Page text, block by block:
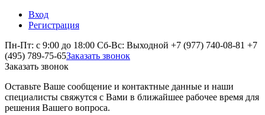
Вход
Регистрация
Пн-Пт: с 9:00 до 18:00 Сб-Вс: Выходной +7 (977) 740-08-81 +7
(495) 789-75-65Заказать звонок
Заказать звонок
Оставьте Ваше сообщение и контактные данные и наши
специалисты свяжутся с Вами в ближайшее рабочее время для
решения Вашего вопроса.